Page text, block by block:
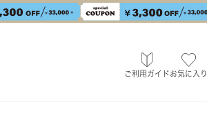
ご利用ガイドお気に入り